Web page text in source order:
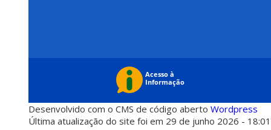
Desenvolvido com o CMS de código aberto Wordpress
Última atualização do site foi em 29 de junho 2026 -